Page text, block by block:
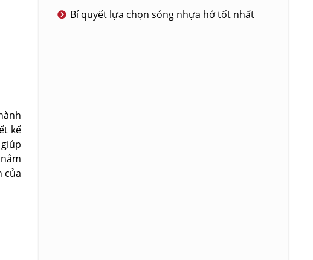
kế
của
Bí quyết lựa chọn sóng nhựa hở tốt nhất